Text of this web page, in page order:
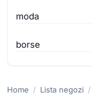
moda
borse
Home Lista negozi